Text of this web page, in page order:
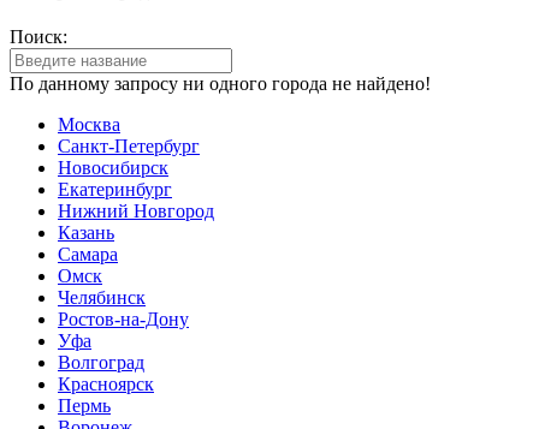
Поиск:
По данному запросу ни одного города не найдено!
Москва
Санкт-Петербург
Новосибирск
Екатеринбург
Нижний Новгород
Казань
Самара
Омск
Челябинск
Ростов-на-Дону
Уфа
Волгоград
Красноярск
Пермь